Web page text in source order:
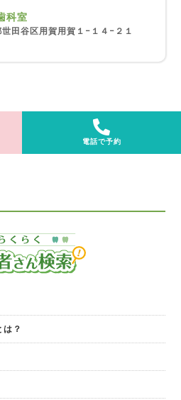
科室
田谷区用賀用賀１−１４−２１
電話で予約
？